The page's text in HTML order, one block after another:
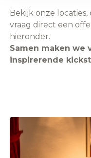
Bekijk onze
vraag direct een
hieronder.
Samen maken we
inspirerende